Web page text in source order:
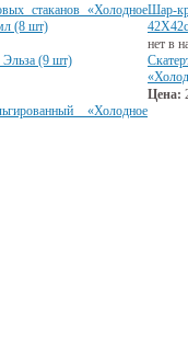
стаканов «Холодное
(8 шт)
Шар-
нет в
Эльза (9 шт)
Цена:
«Холодное